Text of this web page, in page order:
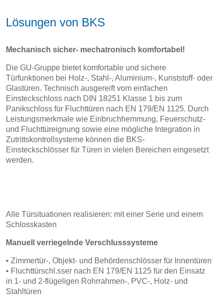
Lösungen von BKS
Mechanisch sicher- mechatronisch komfortabel!
Die GU-Gruppe bietet komfortable und sichere
Türfunktionen bei Holz-, Stahl-, Aluminium-, Kunststoff- oder
Glastüren. Technisch ausgereift vom einfachen
Einsteckschloss nach DIN 18251 Klasse 1 bis zum
Panikschloss für Fluchttüren nach EN 179/EN 1125. Durch
Leistungsmerkmale wie Einbruchhemmung, Feuerschutz-
und Fluchttüreignung sowie eine mögliche Integration in
Zutrittskontrollsysteme können die BKS-
Einsteckschlösser für Türen in vielen Bereichen eingesetzt
werden.
Alle Türsituationen realisieren: mit einer Serie und einem
Schlosskasten
Manuell verriegelnde Verschlusssysteme
• Zimmertür-, Objekt- und Behördenschlösser für Innentüren
• Fluchttürschl.sser nach EN 179/EN 1125 für den Einsatz
in 1- und 2-flügeligen Rohrrahmen-, PVC-, Holz- und
Stahltüren